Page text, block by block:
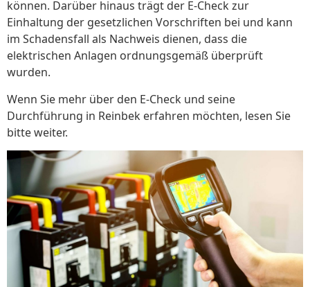
können. Darüber hinaus trägt der E-Check zur
Einhaltung der gesetzlichen Vorschriften bei und kann
im Schadensfall als Nachweis dienen, dass die
elektrischen Anlagen ordnungsgemäß überprüft
wurden.
Wenn Sie mehr über den E-Check und seine
Durchführung in Reinbek erfahren möchten, lesen Sie
bitte weiter.